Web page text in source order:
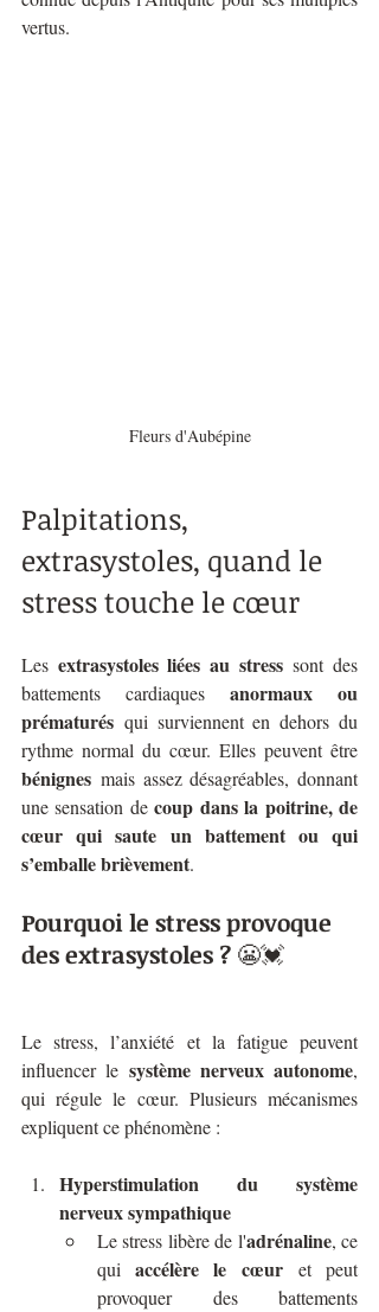
vertus.
Fleurs d'Aubépine
Palpitations,
extrasystoles, quand le
stress touche le cœur
Les extrasystoles liées au stress sont des
battements cardiaques anormaux ou
prématurés qui surviennent en dehors du
bénignes mais assez désagréables, donnant
une sensation de coup dans la poitrine, de
cœur qui saute un battement ou qui
s’emballe brièvement.
Pourquoi le stress provoque
des extrasystoles ? 😬💓
Le stress, l’anxiété et la fatigue peuvent
influencer le système nerveux autonome,
qui régule le cœur. Plusieurs mécanismes
expliquent ce phénomène :
Hyperstimulation du système
nerveux sympathique
Le stress libère de l'adrénaline, ce
qui accélère le cœur et peut
provoquer des battements